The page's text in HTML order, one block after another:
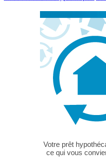
Votre prêt
ce qui vous